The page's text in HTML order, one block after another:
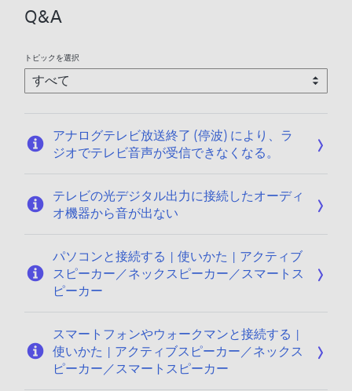
Q&A
トピックを選択
アナログテレビ放送終了 (停波) により、ラ
ジオでテレビ音声が受信できなくなる。
テレビの光デジタル出力に接続したオーディ
オ機器から音が出ない
パソコンと接続する | 使いかた | アクティブ
スピーカー／ネックスピーカー／スマートス
ピーカー
スマートフォンやウォークマンと接続する |
使いかた | アクティブスピーカー／ネックス
ピーカー／スマートスピーカー